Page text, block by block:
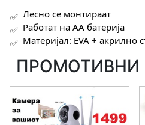
Лесно се монтираат
Работат на АА батерија
Материјал: EVA + акрилно
ПРОМОТИВНИ